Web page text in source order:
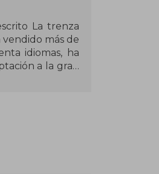
La trenza
más de
idiomas, ha
a la gran
o el viaje de